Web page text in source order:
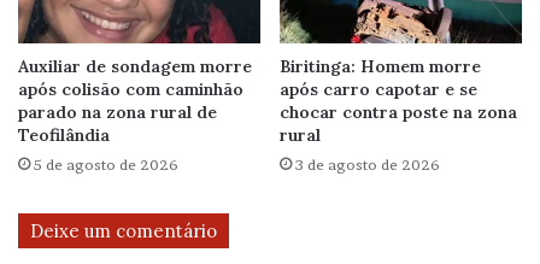
Auxiliar de sondagem morre
após colisão com caminhão
parado na zona rural de
Teofilândia
5 de agosto de 2026
Biritinga: Homem morre
após carro capotar e se
chocar contra poste na zona
rural
3 de agosto de 2026
Deixe um comentário